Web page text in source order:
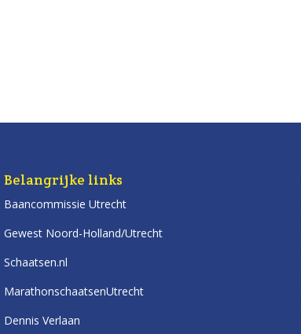
Belangrijke links
Baancommissie Utrecht
Gewest Noord-Holland/Utrecht
Schaatsen.nl
MarathonschaatsenUtrecht
Dennis Verlaan